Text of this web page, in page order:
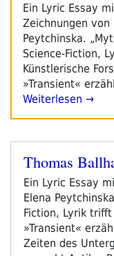
Ein Lyric Essay
Zeichnungen von
Peytchinska.
Science-Fiction,
Künstlerische
»Transient«
Weiterlesen →
Veröffentlicht
Thomas
Ein Lyric Essay
Elena
Fiction, Lyrik trifft
»Transient«
Zeiten des